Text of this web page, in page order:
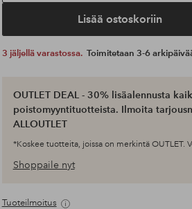
Lisää ostoskoriin
3 jäljellä varastossa. Toimitetaan 3-6
OUTLET DEAL - 30% lisäalennusta
poistomyyntituotteista. Ilmoita
ALLOUTLET
*Koskee tuotteita, joissa on merkintä OUTLET.
Shoppaile nyt
Tuoteilmoitus